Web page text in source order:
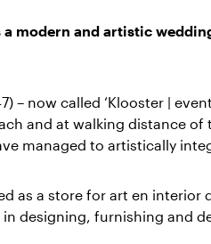
modern and artistic
– now called ‘Klooster |
and at walking distance of
managed to artistically
as a store for art en interior
designing, furnishing and